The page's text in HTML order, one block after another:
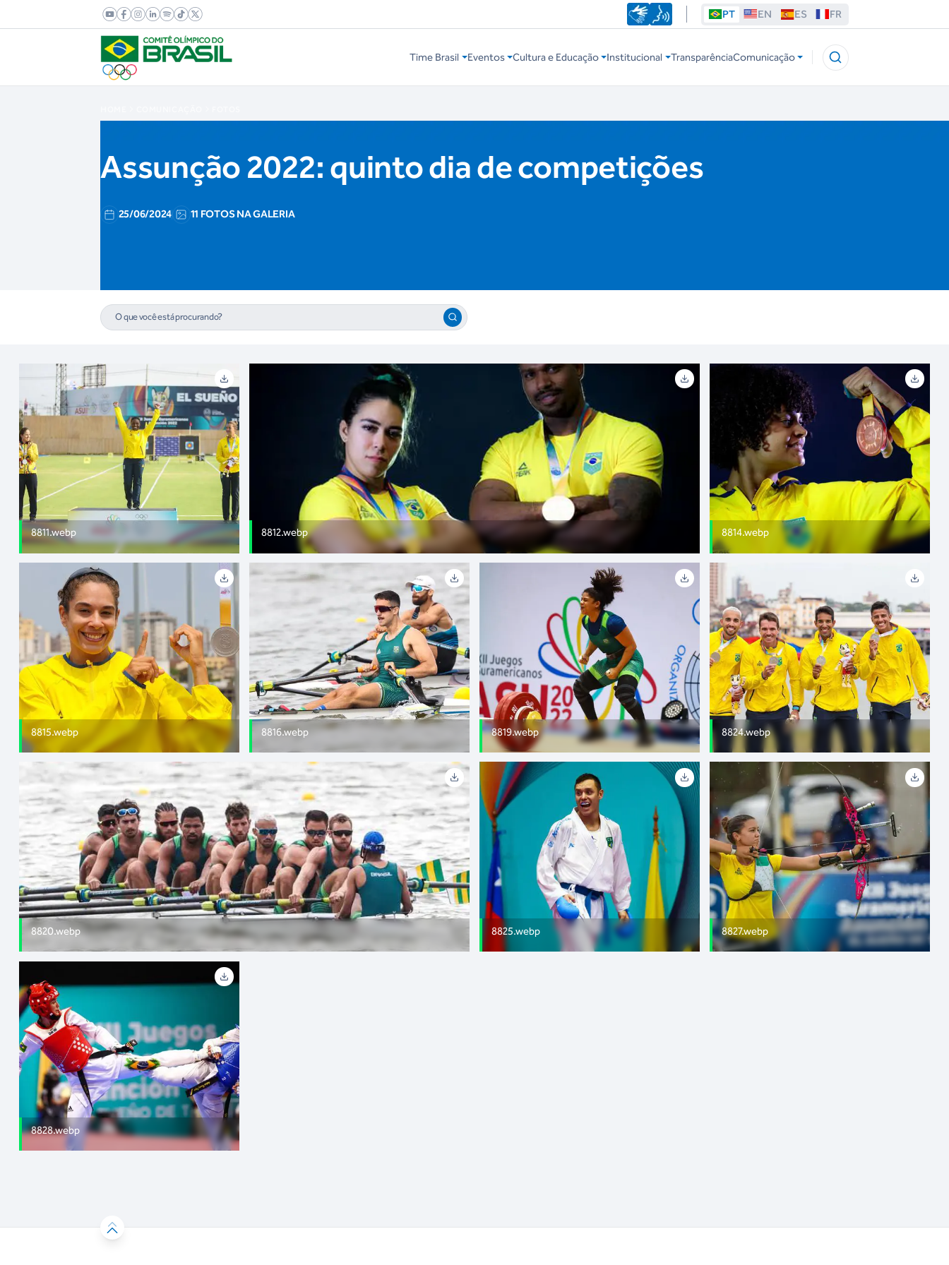
PT EN ES FR
Time Brasil Eventos Cultura e Educação Institucional TransparênciaComunicação
Assunção 2022: quinto dia de competições
25/06/2024 11 FOTOS NA GALERIA
8811.webp 8812.webp 8814.webp
8815.webp 8816.webp 8819.webp
8820.webp
8824.webp
8825.webp 8827.webp
8828.webp